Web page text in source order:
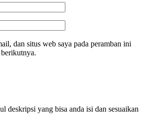
dan situs web saya pada peramban ini
deskripsi yang bisa anda isi dan sesuaikan